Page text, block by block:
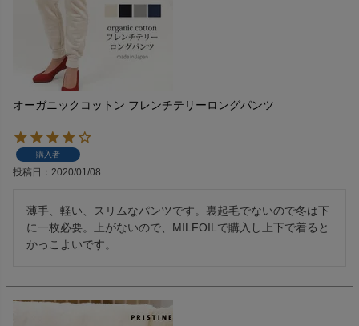
オーガニックコットン フレンチテリーロングパンツ
購入者
投稿日 2020/01/08
薄手、軽い、スリムなパンツです。裏起毛でないので冬は下
に一枚必要。上がないので、MILFOILで購入し上下で着ると
かっこよいです。